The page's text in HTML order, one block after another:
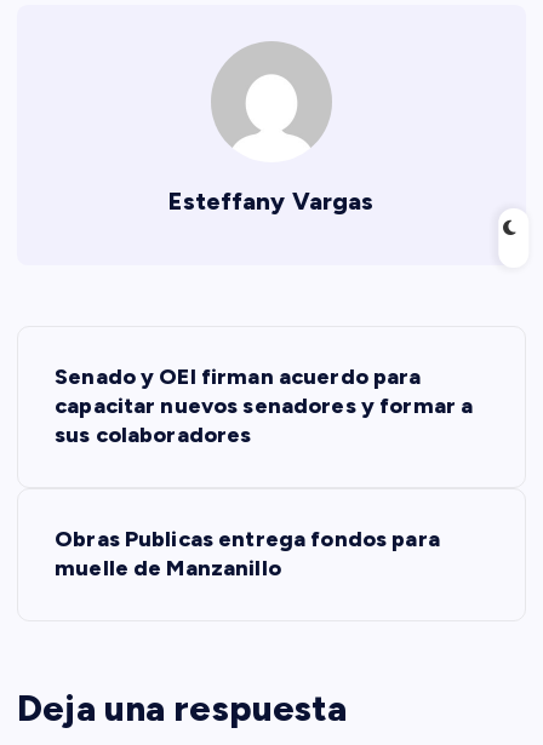
Esteffany Vargas
c
Senado y OEI firman acuerdo para
capacitar nuevos senadores y formar a
sus colaboradores
Obras Publicas entrega fondos para
muelle de Manzanillo
Deja una respuesta